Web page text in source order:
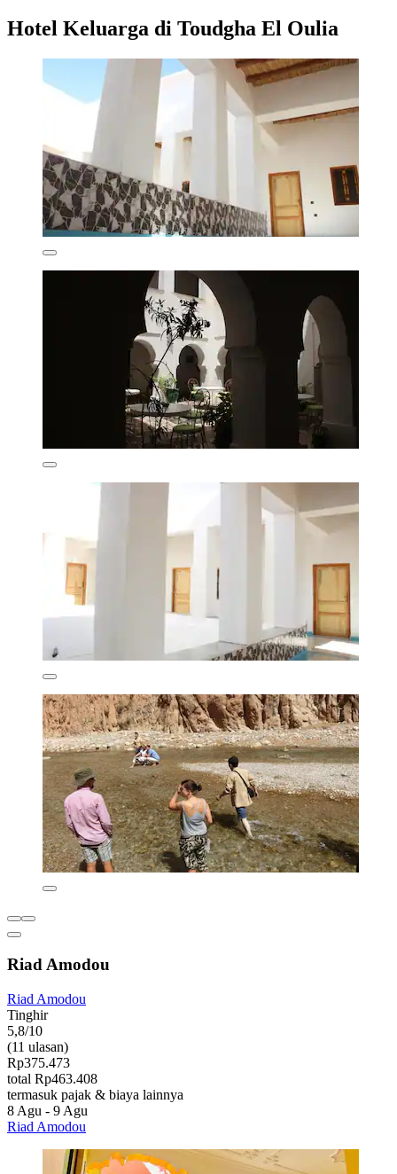
Hotel Keluarga di Toudgha El Oulia
Riad Amodou
Riad Amodou
Tinghir
5,8/10
(11 ulasan)
Rp375.473
total Rp463.408
termasuk pajak & biaya lainnya
8 Agu - 9 Agu
Riad Amodou